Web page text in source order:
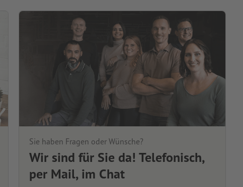
Sie haben Fragen oder Wünsche?
Wir sind für Sie da! Telefonisch,
per Mail, im Chat